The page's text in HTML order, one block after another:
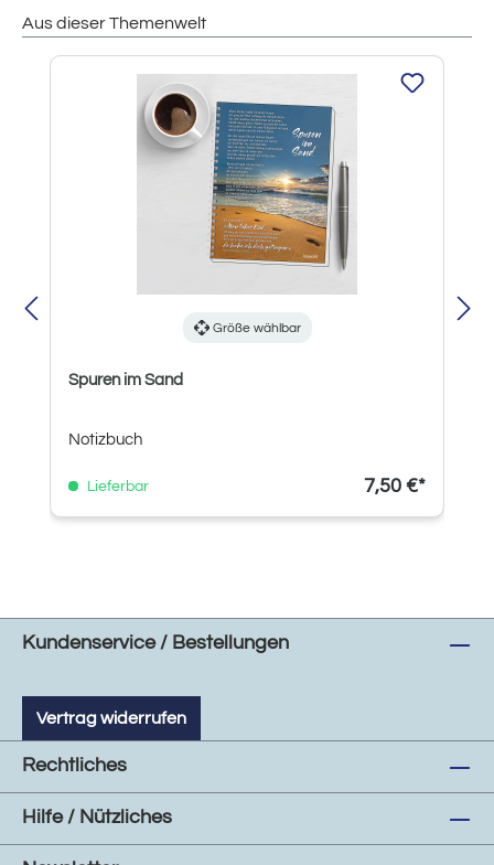
Aus dieser Themenwelt
Produktgalerie überspringen
Größe wählbar
Spuren im Sand
Notizbuch
Lieferbar 7,50 €*
Kundenservice / Bestellungen
Vertrag widerrufen
Rechtliches
Hilfe / Nützliches